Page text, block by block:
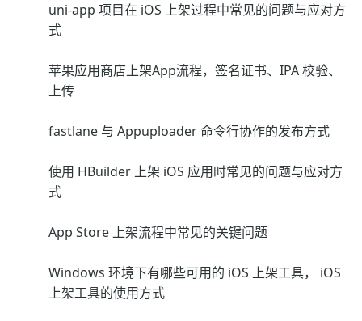
uni-app 项目在 iOS 上架过程中常见的问题与应对方
式
苹果应用商店上架App流程，签名证书、IPA 校验、
上传
fastlane 与 Appuploader 命令行协作的发布方式
使用 HBuilder 上架 iOS 应用时常见的问题与应对方
式
App Store 上架流程中常见的关键问题
Windows 环境下有哪些可用的 iOS 上架工具， iOS
上架工具的使用方式